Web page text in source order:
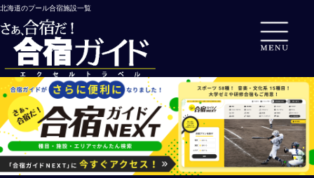
北海道のプール合宿施設一覧